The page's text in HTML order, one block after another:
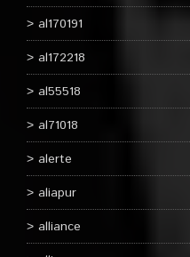
al170191
al172218
al55518
al71018
alerte
aliapur
alliance